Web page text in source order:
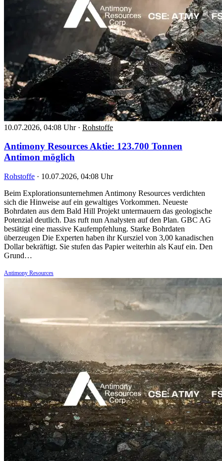
10.07.2026, 04:08 Uhr · Rohstoffe
Antimony Resources Aktie: 123.700 Tonnen
Antimon möglich
Rohstoffe · 10.07.2026, 04:08 Uhr
Beim Explorationsunternehmen Antimony Resources verdichten
sich die Hinweise auf ein gewaltiges Vorkommen. Neueste
Bohrdaten aus dem Bald Hill Projekt untermauern das geologische
Potenzial deutlich. Das ruft nun Analysten auf den Plan. GBC AG
bestätigt eine massive Kaufempfehlung. Starke Bohrdaten
überzeugen Die Experten haben ihr Kursziel von 3,00 kanadischen
Dollar bekräftigt. Sie stufen das Papier weiterhin als Kauf ein. Den
Grund…
Antimony Resources